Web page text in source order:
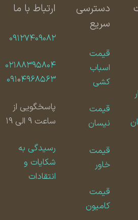
دسترسی
سریع
قیمت
اسباب
کشی
قیمت
نیسان
قیمت
قیمت
کامیون
ارتباط با ما
۰۹۱۲۷۴۰۹۰۸۲
۰۲۱۸۸۳۹۵۸۰۴
۰۹۱۰۴۹۶۸۵۶۳
پاسخگویی از
ساعت ۹ الی ۱۹
رسیدگی به
شکایات و
انتقادات